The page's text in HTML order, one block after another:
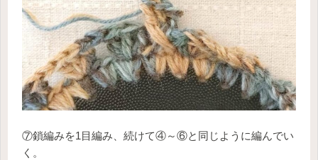
⑦鎖編みを1目編み、続けて④～⑥と同じように編んでい
く。